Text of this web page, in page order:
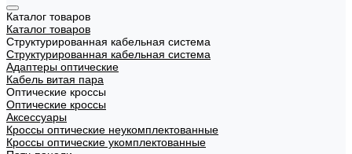
Каталог товаров
Каталог товаров
Структурированная кабельная система
Структурированная кабельная система
Адаптеры оптические
Кабель витая пара
Оптические кроссы
Оптические кроссы
Аксессуары
Кроссы оптические неукомплектованные
Кроссы оптические укомплектованные